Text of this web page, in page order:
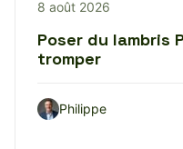
8 août 2026
Poser du lambris
tromper
Philippe